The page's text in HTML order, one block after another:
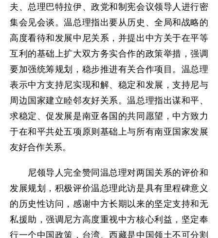
夫、总理巴特拉伊、政党和制宪会议领导人进行密
集会见会谈。温总理指出要从历史、全局和战略的
高度看待和发展中尼关系，并提出中方关于在平等
互利的基础上扩大双方务实合作的政策举措，强调
要加强统筹规划，稳步推进有关合作项目。温总理
表示中方支持尼实现和解、稳定和发展，支持尼与
周边国家建立睦邻友好关系。温总理指出谋和平、
求稳定、促发展是南亚各国的共同愿望，中方致力
于在和平共处五项原则基础上与所有南亚国家发展
友好合作关系。
尼领导人完全赞同温总理对两国关系的评价和
发展规划，积极评价温总理此访是具有里程碑意义
的历史性访问，感谢中方长期以来的坚定支持和无
私援助，强调尼方高度重视中方核心利益，坚定奉
行一个中国政策，台湾、西藏是中国领土不可分割